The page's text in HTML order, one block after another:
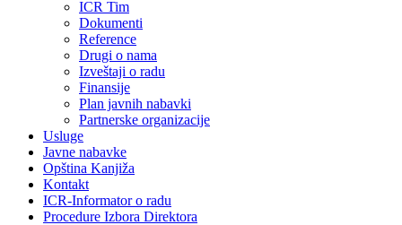
ICR Tim
Dokumenti
Reference
Drugi o nama
Izveštaji o radu
Finansije
Plan javnih nabavki
Partnerske organizacije
Usluge
Javne nabavke
Opština Kanjiža
Kontakt
ICR-Informator o radu
Procedure Izbora Direktora